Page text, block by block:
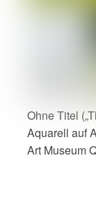
Ohne Titel
Aquarell auf
Art Museum